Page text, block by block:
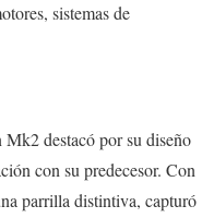
sistemas de
destacó por su diseño
con su predecesor. Con
parrilla distintiva, capturó